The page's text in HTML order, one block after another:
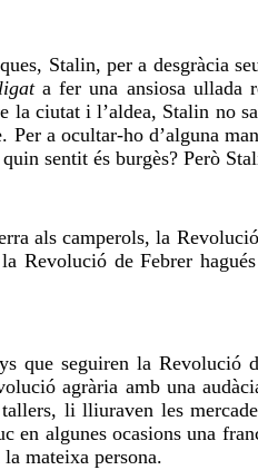
Stalin, per a desgràcia
a fer una ansiosa ullada
la ciutat i l’aldea, Stalin no
Per a ocultar-ho d’alguna
sentit és burgès? Però
als camperols, la
Revolució de Febrer
que seguiren la Revolució
agrària amb una
li lliuraven les
en algunes ocasions una
mateixa persona.